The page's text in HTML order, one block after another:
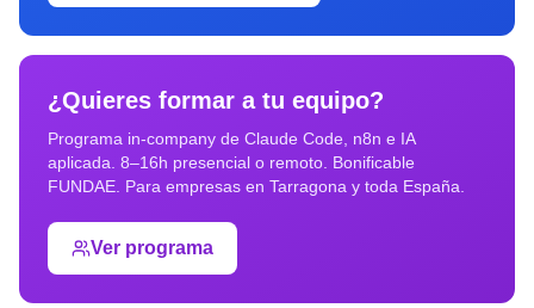
¿Quieres formar a tu equipo?
Programa in-company de Claude Code, n8n e IA
aplicada. 8–16h presencial o remoto. Bonificable
FUNDAE. Para empresas en Tarragona y toda España.
Ver programa